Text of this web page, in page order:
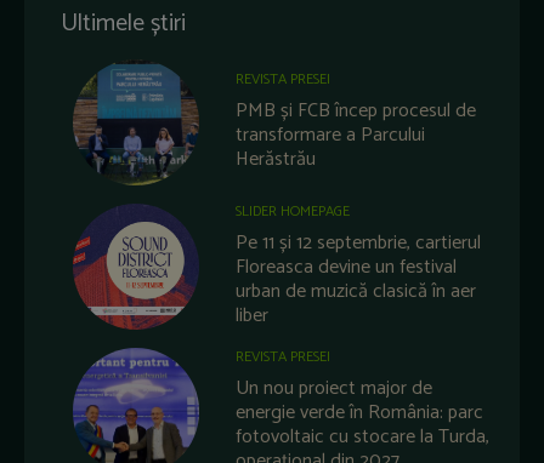
Ultimele știri
REVISTA PRESEI
PMB și FCB încep procesul de
transformare a Parcului
Herăstrău
SLIDER HOMEPAGE
Pe 11 și 12 septembrie, cartierul
Floreasca devine un festival
urban de muzică clasică în aer
liber
REVISTA PRESEI
Un nou proiect major de
energie verde în România: parc
fotovoltaic cu stocare la Turda,